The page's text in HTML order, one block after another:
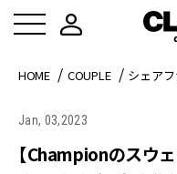
HOME COUPLE シェア
Jan, 03,2023
【Championのスウ